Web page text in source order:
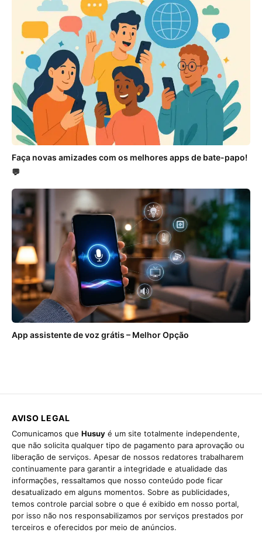
Faça novas amizades com os melhores apps de bate-papo!
💬
App assistente de voz grátis – Melhor Opção
AVISO LEGAL
Comunicamos que Husuy é um site totalmente independente,
que não solicita qualquer tipo de pagamento para aprovação ou
liberação de serviços. Apesar de nossos redatores trabalharem
continuamente para garantir a integridade e atualidade das
informações, ressaltamos que nosso conteúdo pode ficar
desatualizado em alguns momentos. Sobre as publicidades,
temos controle parcial sobre o que é exibido em nosso portal,
por isso não nos responsabilizamos por serviços prestados por
terceiros e oferecidos por meio de anúncios.